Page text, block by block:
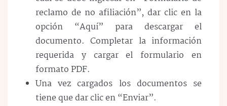
reclamo de no afiliación”, dar clic en la
opción “Aquí” para descargar el
documento. Completar la información
requerida y cargar el formulario en
formato PDF.
Una vez cargados los documentos se
tiene que dar clic en “Enviar”.